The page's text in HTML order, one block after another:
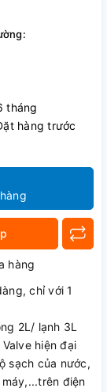
tháng
hàng trước
hàng
chỉ với 1
2L/ lạnh 3L
hiện đại
sạch của nước,
điện